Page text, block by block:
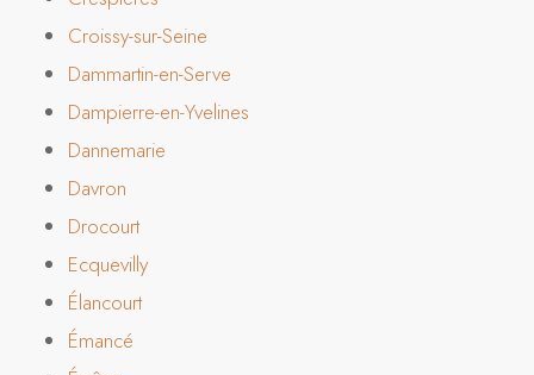
Croissy-sur-Seine
Dammartin-en-Serve
Dampierre-en-Yvelines
Dannemarie
Davron
Drocourt
Ecquevilly
Élancourt
Émancé